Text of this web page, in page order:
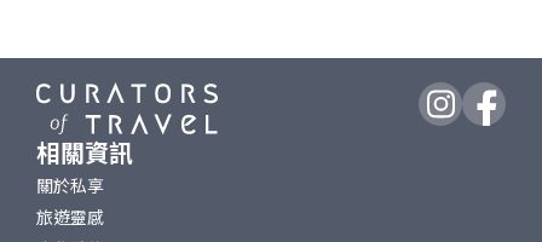
相關資訊
關於私享
旅遊靈感